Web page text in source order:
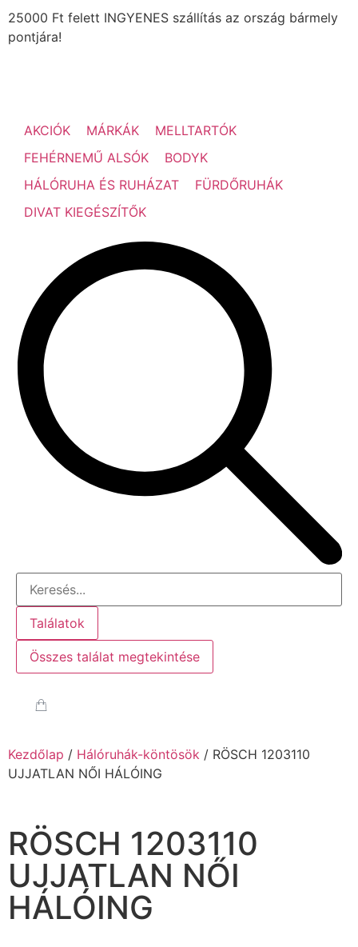
25000 Ft felett INGYENES szállítás az ország bármely
pontjára!
AKCIÓK MÁRKÁK
MELLTARTÓK
FEHÉRNEMŰ ALSÓK
BODYK
HÁLÓRUHA ÉS RUHÁZAT
FÜRDŐRUHÁK
DIVAT KIEGÉSZÍTŐK
Találatok
Összes találat megtekintése
Kezdőlap / Hálóruhák-köntösök / RÖSCH 1203110
UJJATLAN NŐI HÁLÓING
RÖSCH 1203110
UJJATLAN NŐI
HÁLÓING